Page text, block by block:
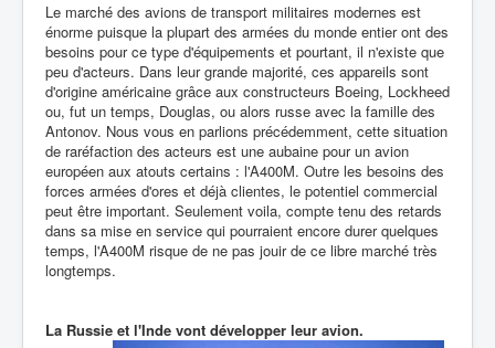
Le marché des avions de transport militaires modernes est
énorme puisque la plupart des armées du monde entier ont des
besoins pour ce type d'équipements et pourtant, il n'existe que
peu d'acteurs. Dans leur grande majorité, ces appareils sont
d'origine américaine grâce aux constructeurs Boeing, Lockheed
ou, fut un temps, Douglas, ou alors russe avec la famille des
Antonov. Nous vous en parlions précédemment, cette situation
de raréfaction des acteurs est une aubaine pour un avion
européen aux atouts certains : l'A400M. Outre les besoins des
forces armées d'ores et déjà clientes, le potentiel commercial
peut être important. Seulement voila, compte tenu des retards
dans sa mise en service qui pourraient encore durer quelques
temps, l'A400M risque de ne pas jouir de ce libre marché très
longtemps.
La Russie et l'Inde vont développer leur avion.